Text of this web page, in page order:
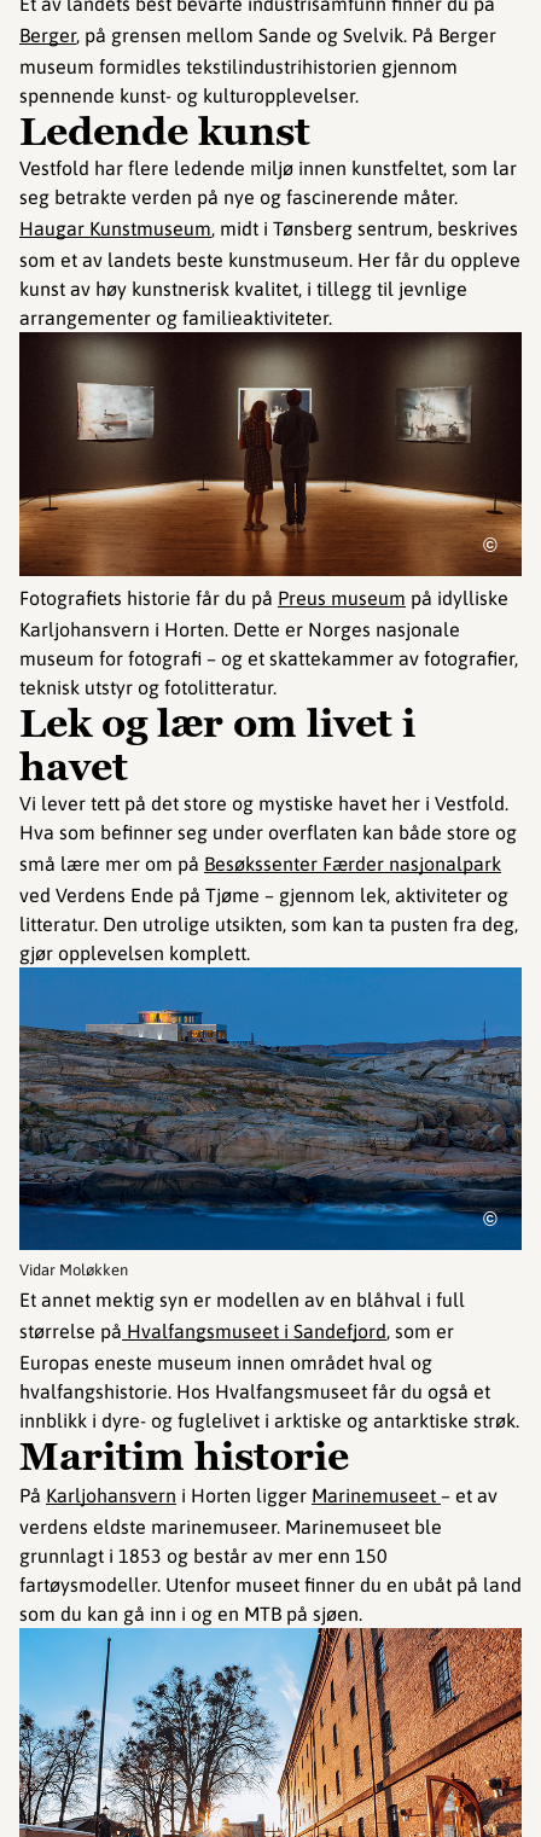
Berger, på grensen mellom Sande og Svelvik. På Berger
museum formidles tekstilindustrihistorien gjennom
spennende kunst- og kulturopplevelser.
Ledende kunst
Vestfold har flere ledende miljø innen kunstfeltet, som lar
seg betrakte verden på nye og fascinerende måter.
Haugar Kunstmuseum, midt i Tønsberg sentrum, beskrives
som et av landets beste kunstmuseum. Her får du oppleve
kunst av høy kunstnerisk kvalitet, i tillegg til jevnlige
arrangementer og familieaktiviteter.
©
Fotografiets historie får du på Preus museum på idylliske
Karljohansvern i Horten. Dette er Norges nasjonale
museum for fotografi – og et skattekammer av fotografier,
teknisk utstyr og fotolitteratur.
Lek og lær om livet i
havet
Vi lever tett på det store og mystiske havet her i Vestfold.
Hva som befinner seg under overflaten kan både store og
små lære mer om på Besøkssenter Færder nasjonalpark
ved Verdens Ende på Tjøme – gjennom lek, aktiviteter og
litteratur. Den utrolige utsikten, som kan ta pusten fra deg,
gjør opplevelsen komplett.
©
Vidar Moløkken
Et annet mektig syn er modellen av en blåhval i full
størrelse på Hvalfangsmuseet i Sandefjord, som er
Europas eneste museum innen området hval og
hvalfangshistorie. Hos Hvalfangsmuseet får du også et
innblikk i dyre- og fuglelivet i arktiske og antarktiske strøk.
Maritim historie
På Karljohansvern i Horten ligger Marinemuseet – et av
verdens eldste marinemuseer. Marinemuseet ble
grunnlagt i 1853 og består av mer enn 150
fartøysmodeller. Utenfor museet finner du en ubåt på land
som du kan gå inn i og en MTB på sjøen.